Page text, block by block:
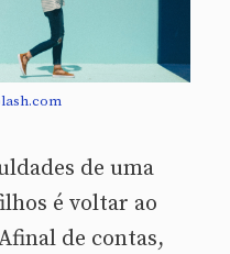
de uma
é voltar ao
de contas,